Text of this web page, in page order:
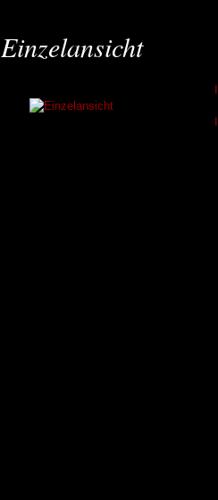
Einzelansicht